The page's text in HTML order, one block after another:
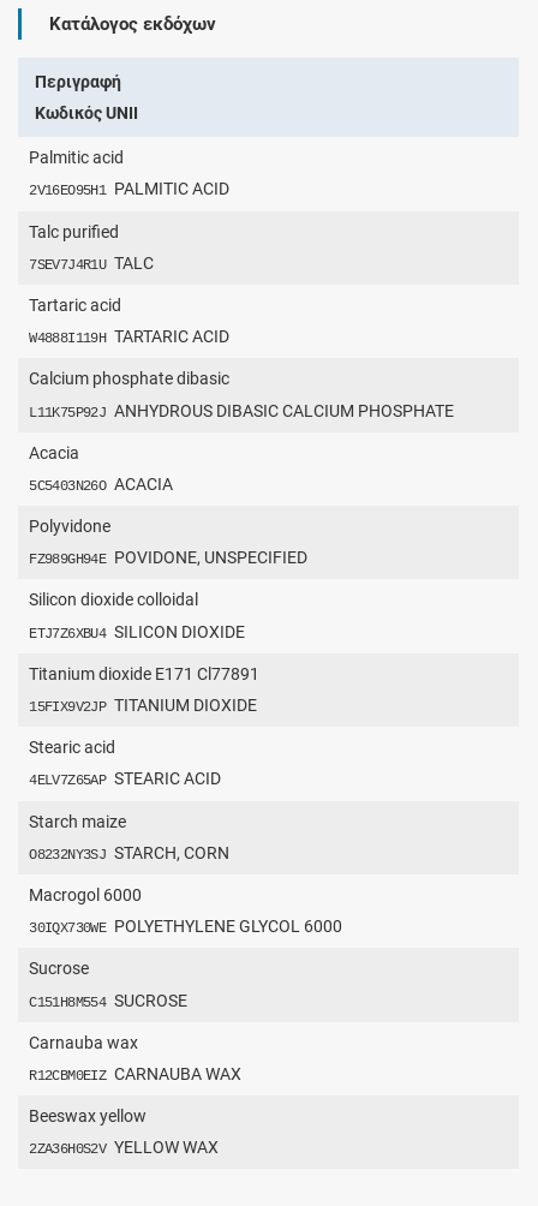
Κατάλογος εκδόχων
Περιγραφή
Κωδικός UNII
Palmitic acid
2V16EO95H1 PALMITIC ACID
Talc purified
7SEV7J4R1U TALC
Tartaric acid
W4888I119H TARTARIC ACID
Calcium phosphate dibasic
L11K75P92J ANHYDROUS DIBASIC CALCIUM PHOSPHATE
Acacia
5C5403N26O ACACIA
Polyvidone
FZ989GH94E POVIDONE, UNSPECIFIED
Silicon dioxide colloidal
ETJ7Z6XBU4 SILICON DIOXIDE
Titanium dioxide E171 Cl77891
15FIX9V2JP TITANIUM DIOXIDE
Stearic acid
4ELV7Z65AP STEARIC ACID
Starch maize
O8232NY3SJ STARCH, CORN
Macrogol 6000
30IQX730WE POLYETHYLENE GLYCOL 6000
Sucrose
C151H8M554 SUCROSE
Carnauba wax
R12CBM0EIZ CARNAUBA WAX
Beeswax yellow
2ZA36H0S2V YELLOW WAX